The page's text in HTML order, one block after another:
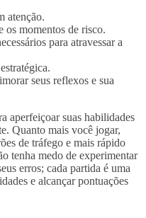
atenção.
os momentos de risco.
para atravessar a
seus reflexos e sua
aperfeiçoar suas habilidades
Quanto mais você jogar,
de tráfego e mais rápido
tenha medo de experimentar
erros; cada partida é uma
e alcançar pontuações